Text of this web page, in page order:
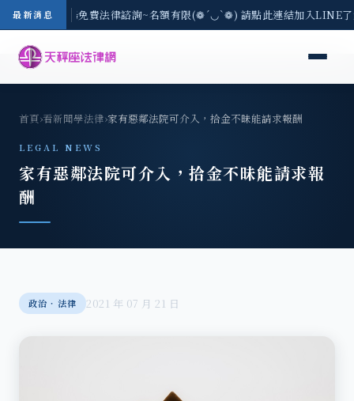
最新消息
-8/3(一) 現場免費法律諮詢~名額有限(❁´◡`❁) 請點此連結加入LINE
首頁›看新聞學法律›家有惡鄰法院可介入，拾金不昧能請求報酬
LEGAL NEWS
家有惡鄰法院可介入，拾金不昧能請求報
酬
政治‧法律 2021 年 07 月 21 日